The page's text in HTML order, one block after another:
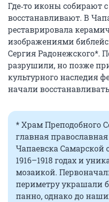
Где‑то иконы собирают с
восстанавливают. В
реставрировала
изображениями
Сергия Радонежского*.
разрушили, но позже
культурного наследия
начали
* Храм Преподобного
главная
Чапаевска Самарской
1916–1918 годах и
мозаикой.
периметру украшали
панно, однако до